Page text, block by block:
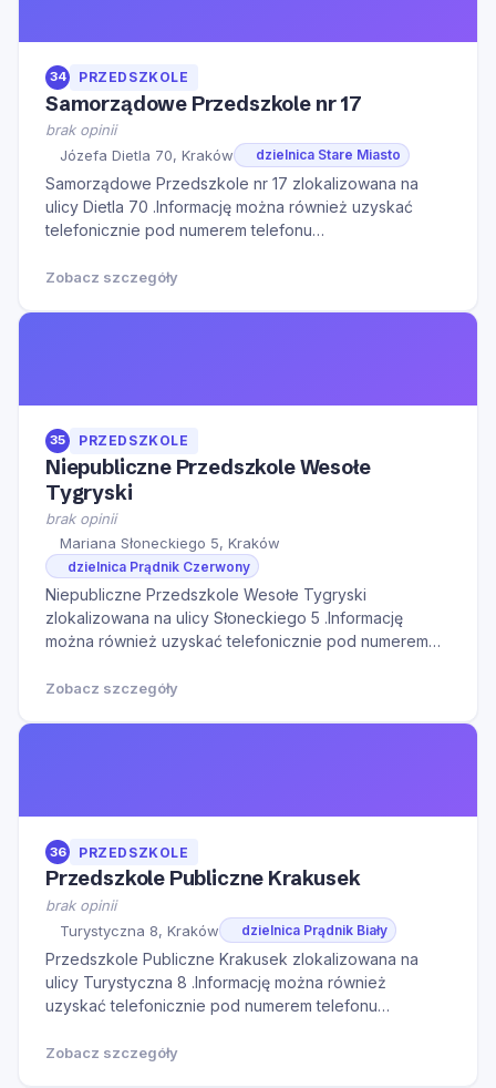
34 PRZEDSZKOLE
Samorządowe Przedszkole nr 17
brak opinii
Józefa Dietla 70, Kraków
dzielnica Stare Miasto
Samorządowe Przedszkole nr 17 zlokalizowana na
ulicy Dietla 70 .Informację można również uzyskać
telefonicznie pod numerem telefonu
godzinach otwarcia oraz na Naszą stronę internetową
Zobacz szczegóły
35 PRZEDSZKOLE
Niepubliczne Przedszkole Wesołe
Tygryski
brak opinii
Mariana Słoneckiego 5, Kraków
dzielnica Prądnik Czerwony
Niepubliczne Przedszkole Wesołe Tygryski
zlokalizowana na ulicy Słoneckiego 5 .Informację
można również uzyskać telefonicznie pod numerem
kontaktu w godzinach otwarcia oraz na Naszą stronę
Zobacz szczegóły
36 PRZEDSZKOLE
Przedszkole Publiczne Krakusek
brak opinii
Turystyczna 8, Kraków
dzielnica Prądnik Biały
Przedszkole Publiczne Krakusek zlokalizowana na
ulicy Turystyczna 8 .Informację można również
uzyskać telefonicznie pod numerem telefonu
godzinach otwarcia oraz na Naszą stronę internetową
Zobacz szczegóły